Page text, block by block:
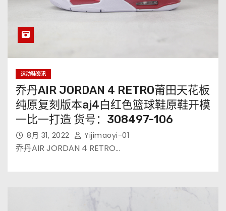
运动鞋资讯
乔丹AIR JORDAN 4 RETRO莆田天花板
纯原复刻版本aj4白红色篮球鞋原鞋开模
一比一打造 货号：308497-106
8月 31, 2022 Yijimaoyi-01
乔丹AIR JORDAN 4 RETRO…